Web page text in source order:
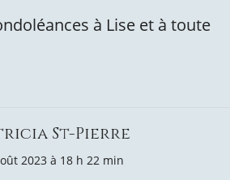
à Lise et à toute
St-Pierre
2023 à 18 h 22 min